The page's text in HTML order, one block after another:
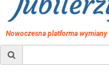
Nowoczesna platforma